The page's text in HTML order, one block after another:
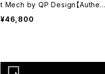
t Mech by QP Design【Authen
tic】【送料無料】【Hybrid Mech
Mod】【21700 Battery】【Flashli
¥46,800